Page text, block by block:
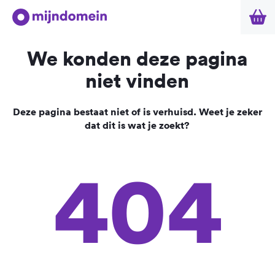
We konden deze pagina
niet vinden
Deze pagina bestaat niet of is verhuisd. Weet je zeker
dat dit is wat je zoekt?
404